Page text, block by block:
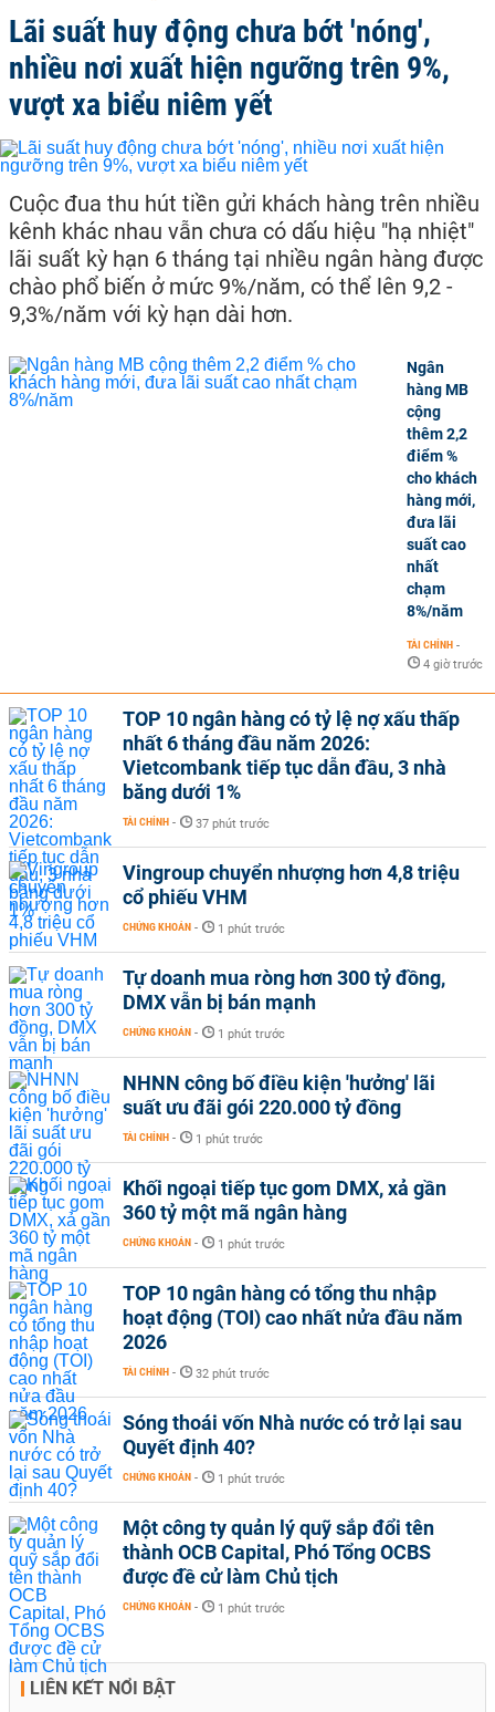
Lãi suất huy động chưa bớt 'nóng',
nhiều nơi xuất hiện ngưỡng trên 9%,
vượt xa biểu niêm yết
Cuộc đua thu hút tiền gửi khách hàng trên nhiều
kênh khác nhau vẫn chưa có dấu hiệu "hạ nhiệt"
lãi suất kỳ hạn 6 tháng tại nhiều ngân hàng được
chào phổ biến ở mức 9%/năm, có thể lên 9,2 -
9,3%/năm với kỳ hạn dài hơn.
Ngân
hàng MB
cộng
thêm 2,2
điểm %
cho khách
hàng mới,
đưa lãi
suất cao
nhất
chạm
8%/năm
TÀI CHÍNH -
4 giờ trước
TOP 10 ngân hàng có tỷ lệ nợ xấu thấp
nhất 6 tháng đầu năm 2026:
Vietcombank tiếp tục dẫn đầu, 3 nhà
băng dưới 1%
TÀI CHÍNH - 37 phút trước
Vingroup chuyển nhượng hơn 4,8 triệu
cổ phiếu VHM
CHỨNG KHOÁN - 1 phút trước
Tự doanh mua ròng hơn 300 tỷ đồng,
DMX vẫn bị bán mạnh
CHỨNG KHOÁN - 1 phút trước
NHNN công bố điều kiện 'hưởng' lãi
suất ưu đãi gói 220.000 tỷ đồng
TÀI CHÍNH - 1 phút trước
Khối ngoại tiếp tục gom DMX, xả gần
360 tỷ một mã ngân hàng
CHỨNG KHOÁN - 1 phút trước
TOP 10 ngân hàng có tổng thu nhập
hoạt động (TOI) cao nhất nửa đầu năm
2026
TÀI CHÍNH - 32 phút trước
Sóng thoái vốn Nhà nước có trở lại sau
Quyết định 40?
CHỨNG KHOÁN - 1 phút trước
Một công ty quản lý quỹ sắp đổi tên
thành OCB Capital, Phó Tổng OCBS
được đề cử làm Chủ tịch
CHỨNG KHOÁN - 1 phút trước
LIÊN KẾT NỔI BẬT